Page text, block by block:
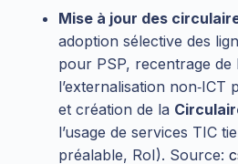
Mise à jour des
adoption sélective des
pour PSP, recentrage
l’externalisation non‑ICT
et création de la
l’usage de services TIC
préalable, RoI). Source: